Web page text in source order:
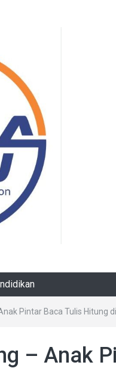
Pintar Baca Tulis Hitung
– Anak